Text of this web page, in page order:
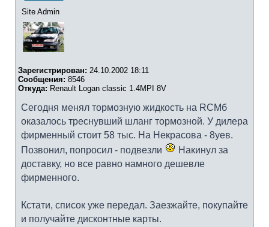
Site Admin
Зарегистрирован: 24.10.2002 18:11
Сообщения: 8546
Откуда: Renault Logan classic 1.4MPI 8V
Сегодня менял тормозную жидкость на RCMб
оказалось треснувший шланг тормозной. У дилера
фирменный стоит 58 тыс. На Некрасова - 8уев.
Позвонил, попросил - подвезли
Накинул за
доставку, но все равно намного дешевле
фирменного.
Кстати, список уже передал. Заезжайте, покупайте
и получайте дисконтные карты.